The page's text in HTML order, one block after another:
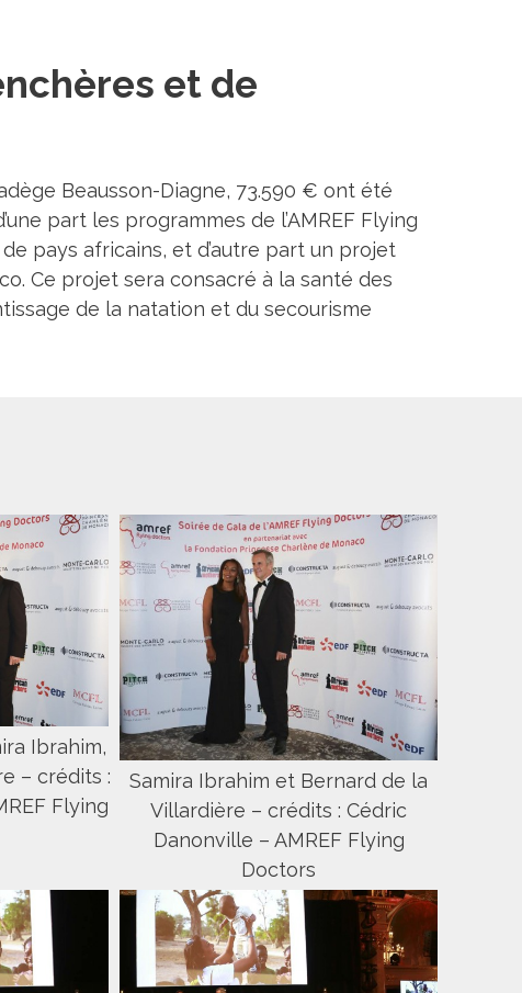
et de
Beausson-Diagne, 73.590 € ont été
part les programmes de l’AMREF Flying
pays africains, et d’autre part un projet
Ce projet sera consacré à la santé des
de la natation et du secourisme
Ibrahim,
– crédits :
Flying
Samira Ibrahim et Bernard de la
Villardière – crédits : Cédric
Danonville – AMREF Flying
Doctors